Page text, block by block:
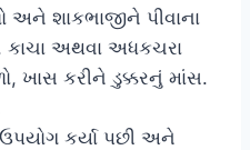
અને શાકભાજીને પીવાના
કાચા અથવા અધકચરા
ખાસ કરીને ડુક્કરનું માંસ.
કર્યા પછી અને